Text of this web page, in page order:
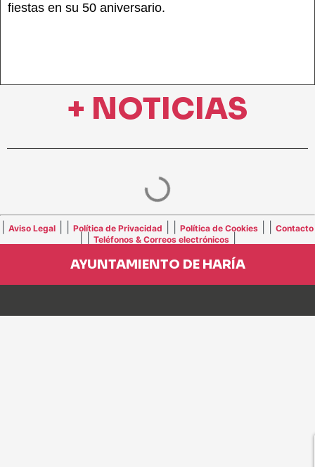
fiestas en su 50 aniversario.
+ NOTICIAS
Aviso Legal Política de Privacidad Política de Cookies Contacto
Teléfonos & Correos electrónicos|
AYUNTAMIENTO DE HARÍA